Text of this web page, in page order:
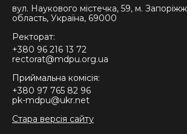
вул. Наукового містечка, 59, м.
область, Україна, 69000
Ректорат:
+380 96 216 13 72
rectorat@mdpu.org.ua
Приймальна комісія:
+380 97 765 82 96
pk-mdpu@ukr.net
Стара версія сайту